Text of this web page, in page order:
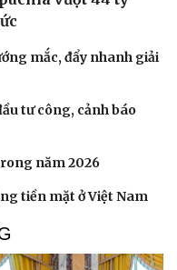
mắc, đẩy nhanh giải
tư công, cảnh báo
năm 2026
tiền mặt ở Việt Nam